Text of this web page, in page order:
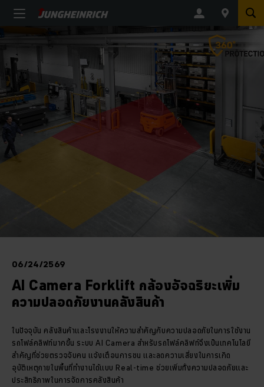
06/24/2569
AI Camera Forklift กล้องอัจฉริยะเพิ่ม
ความปลอดภัยงานคลังสินค้า
ในปัจจุบัน คลังสินค้าและโรงงานให้ความสำคัญกับความปลอดภัยในการใช้งาน
รถโฟล์คลิฟท์มากขึ้น ระบบ AI Camera สำหรับรถโฟล์คลิฟท์จึงเป็นเทคโนโลยี
สำคัญที่ช่วยตรวจจับคน แจ้งเตือนการชน และลดความเสี่ยงในการเกิด
อุบัติเหตุภายในพื้นที่ทำงานได้แบบ Real-time ช่วยเพิ่มทั้งความปลอดภัยและ
ประสิทธิภาพในการจัดการคลังสินค้า